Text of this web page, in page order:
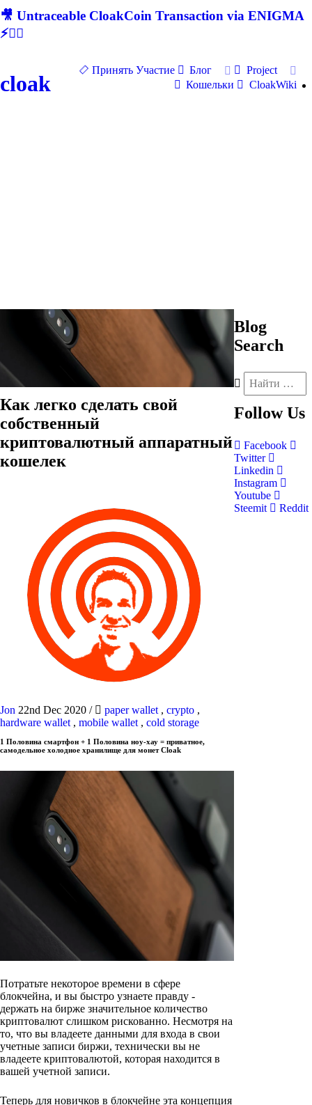
🎥 Untraceable CloakCoin Transaction via ENIGMA
⚡🕵‍♂
cloak
Принять Участие Блог
Project
Кошельки
CloakWiki
Как легко сделать свой
собственный
криптовалютный аппаратный
кошелек
Jon 22nd Dec 2020 / paper wallet , crypto ,
hardware wallet , mobile wallet , cold storage
1 Половина смартфон + 1 Половина ноу-хау = приватное,
самодельное холодное хранилище для монет Cloak
Потратьте некоторое времени в сфере
блокчейна, и вы быстро узнаете правду -
держать на бирже значительное количество
криптовалют слишком рискованно. Несмотря на
то, что вы владеете данными для входа в свои
учетные записи биржи, технически вы не
владеете криптовалютой, которая находится в
вашей учетной записи.
Теперь для новичков в блокчейне эта концепция
Blog
Search
Follow Us
Facebook
Twitter
Linkedin
Instagram
Youtube
Steemit
Reddit